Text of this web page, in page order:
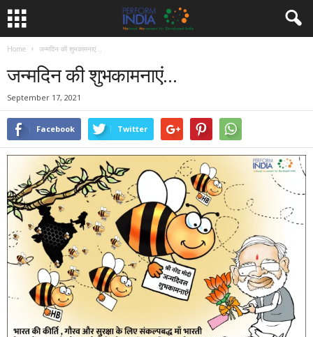
Home जन्मदिन की शुभकामनाएं...
जन्मदिन की शुभकामनाएं…
September 17, 2021
Facebook Twitter